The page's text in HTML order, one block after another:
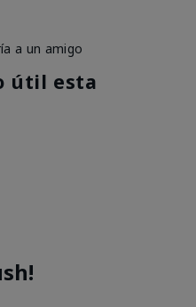
a un amigo
útil esta